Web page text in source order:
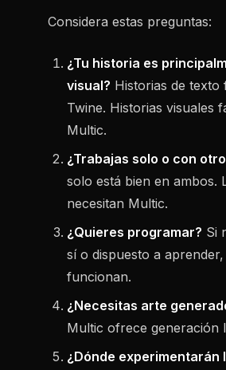
Considera estas preguntas:
¿Tu historia es
visual? Historias de texto
Twine. Historias visuales
Multic.
¿Trabajas solo o con
solo está bien en ambos.
necesitan Multic.
¿Quieres programar? Si
sí o dispuesto a
funcionan.
¿Necesitas arte
Multic ofrece generación
¿Dónde experimentarán